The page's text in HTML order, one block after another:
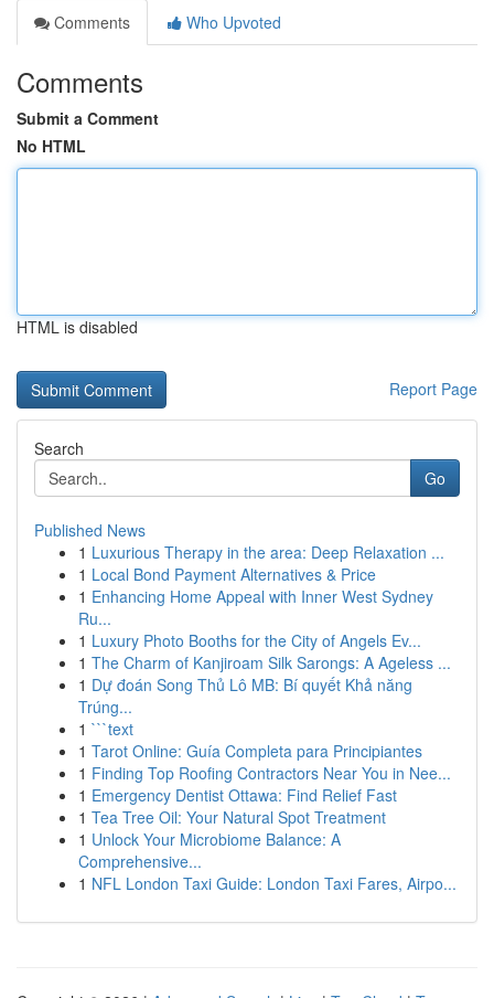
Comments
Who Upvoted
Comments
Submit a Comment
No HTML
HTML is disabled
Report Page
Search
Go
Published News
1 Luxurious Therapy in the area: Deep Relaxation ...
1 Local Bond Payment Alternatives & Price
1 Enhancing Home Appeal with Inner West Sydney
Ru...
1 Luxury Photo Booths for the City of Angels Ev...
1 The Charm of Kanjiroam Silk Sarongs: A Ageless ...
1 Dự đoán Song Thủ Lô MB: Bí quyết Khả năng
Trúng...
1 ```text
1 Tarot Online: Guía Completa para Principiantes
1 Finding Top Roofing Contractors Near You in Nee...
1 Emergency Dentist Ottawa: Find Relief Fast
1 Tea Tree Oil: Your Natural Spot Treatment
1 Unlock Your Microbiome Balance: A
Comprehensive...
1 NFL London Taxi Guide: London Taxi Fares, Airpo...